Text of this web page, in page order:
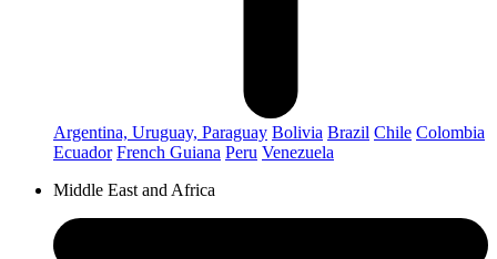
Argentina, Uruguay, Paraguay Bolivia Brazil Chile Colombia
Ecuador French Guiana Peru Venezuela
Middle East and Africa